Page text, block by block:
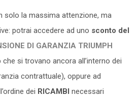
solo la massima attenzione, ma
potrai accedere ad uno sconto del
DI GARANZIA TRIUMPH
si trovano ancora all’interno dei
contrattuale), oppure ad
dei RICAMBI necessari